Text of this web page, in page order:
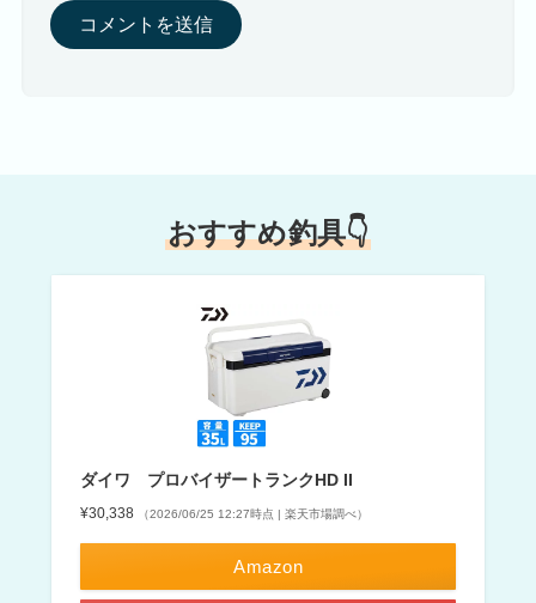
おすすめ釣具👇
ダイワ プロバイザートランクHD II
¥30,338 （2026/06/25 12:27時点 | 楽天市場調べ）
Amazon